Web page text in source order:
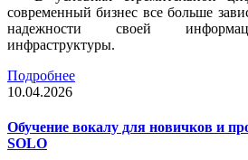
современный бизнес все больше
надежности своей
инфраструктуры.
Подробнее
10.04.2026
Обучение вокалу для новичков и
SOLO